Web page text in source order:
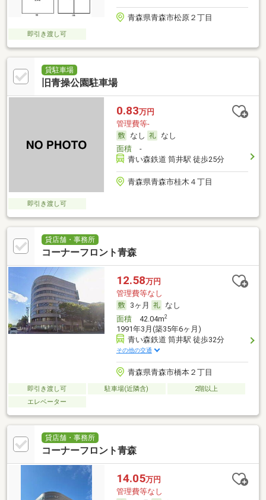
青森県青森市松原２丁目
即引き渡し可
貸駐車場
旧青操公園駐車場
0.83万円
管理費等-
なし
なし
面積-
青い森鉄道 筒井駅 徒歩25分
青森県青森市桂木４丁目
即引き渡し可
貸店舗・事務所
コーナーフロント青森
12.58万円
管理費等なし
3ヶ月
なし
面積42.04m2
1991年3月(築35年6ヶ月)
青い森鉄道 筒井駅 徒歩32分
その他の交通
青森県青森市橋本２丁目
即引き渡し可 駐車場(近隣含)
2階以上
エレベーター
貸店舗・事務所
コーナーフロント青森
14.05万円
管理費等なし